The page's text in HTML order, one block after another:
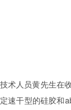
术人员黄先生在
速干型的硅胶和